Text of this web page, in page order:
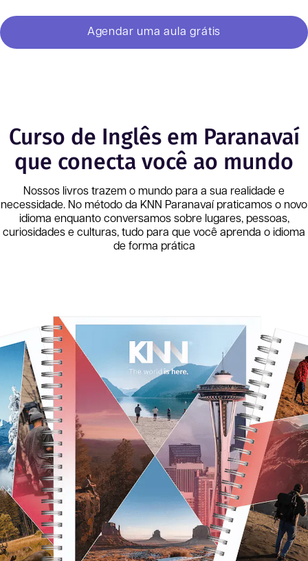
Agendar uma aula grátis
Curso de Inglês em Paranavaí
que conecta você ao mundo
Nossos livros trazem o mundo para a sua realidade e
necessidade. No método da KNN Paranavaí praticamos o novo
idioma enquanto conversamos sobre lugares, pessoas,
curiosidades e culturas, tudo para que você aprenda o idioma
de forma prática